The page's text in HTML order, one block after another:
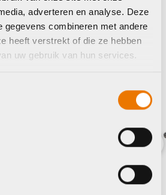
adverteren en analyse. Deze
gegevens combineren met andere
heeft verstrekt of die ze hebben
uw gebruik van hun services.